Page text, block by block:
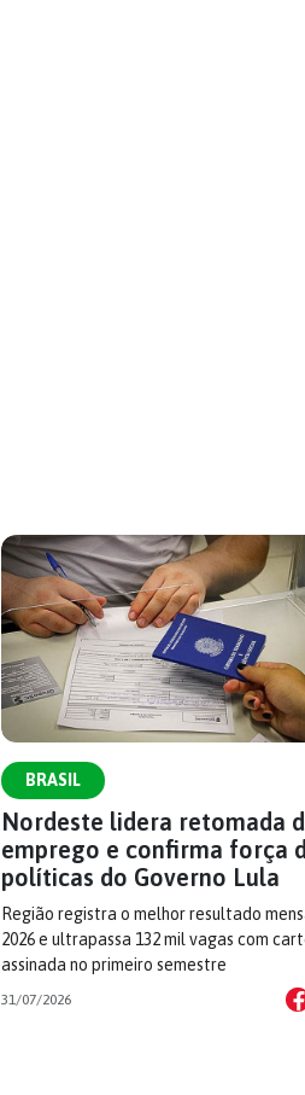
BRASIL
Nordeste lidera retomada
emprego e confirma força
políticas do Governo Lula
Região registra o melhor resultado
2026 e ultrapassa 132 mil vagas com
assinada no primeiro semestre
31/07/2026